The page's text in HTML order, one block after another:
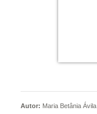
Autor: Maria Betânia Ávila